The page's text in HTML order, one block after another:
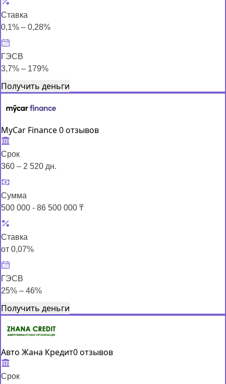
Ставка
0,1% – 0,28%
ГЭСВ
3,7% – 179%
Получить деньги
MyCar Finance0 отзывов
Срок
360 – 2 520 дн.
Сумма
500 000 - 86 500 000 ₸
Ставка
от 0,07%
ГЭСВ
25% – 46%
Получить деньги
Авто Жана Кредит0 отзывов
Срок